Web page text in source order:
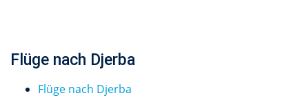
Flüge nach Djerba
Flüge nach Djerba